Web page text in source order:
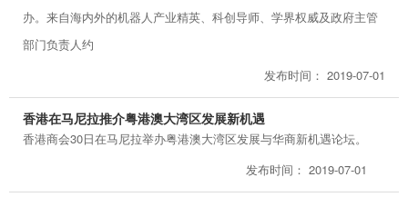
办。来自海内外的机器人产业精英、科创导师、学界权威及政府主管
部门负责人约
发布时间： 2019-07-01
香港在马尼拉推介粤港澳大湾区发展新机遇
​香港商会30日在马尼拉举办粤港澳大湾区发展与华商新机遇论坛。
发布时间： 2019-07-01